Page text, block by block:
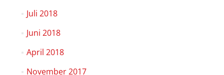
Juli 2018
Juni 2018
April 2018
November 2017